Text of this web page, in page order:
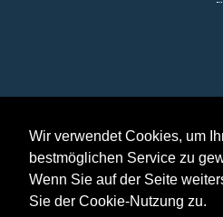
Wir verwendet Cookies, um
bestmöglichen Service zu
Wenn Sie auf der Seite
Sie der Cookie-Nutzung zu.